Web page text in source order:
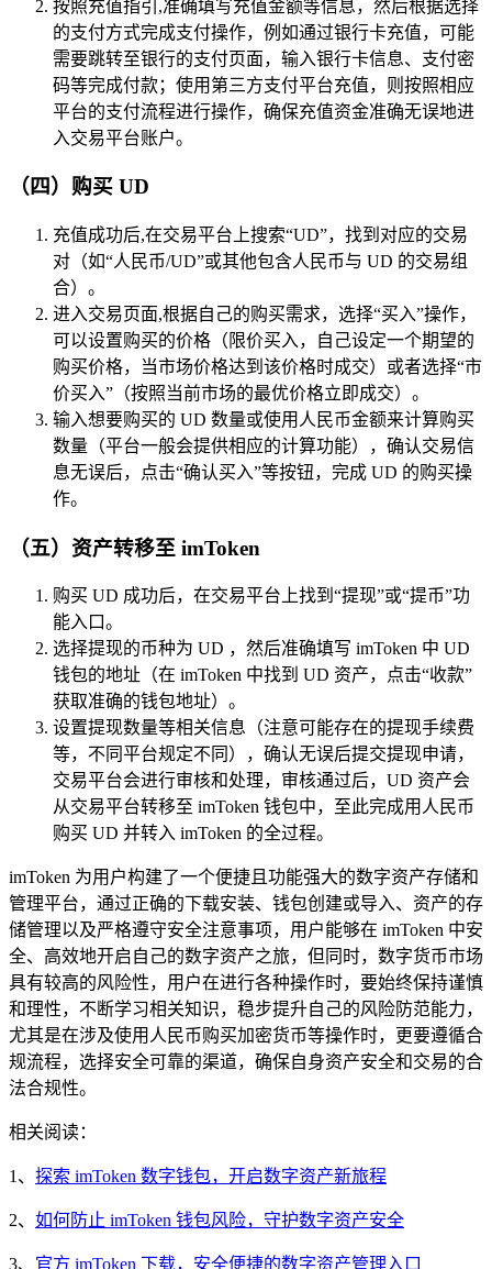
按照充值指引,准确填写充值金额等信息，然后根据选择
的支付方式完成支付操作，例如通过银行卡充值，可能
需要跳转至银行的支付页面，输入银行卡信息、支付密
码等完成付款；使用第三方支付平台充值，则按照相应
平台的支付流程进行操作，确保充值资金准确无误地进
入交易平台账户。
（四）购买 UD
充值成功后,在交易平台上搜索“UD”，找到对应的交易
对（如“人民币/UD”或其他包含人民币与 UD 的交易组
合）。
进入交易页面,根据自己的购买需求，选择“买入”操作，
可以设置购买的价格（限价买入，自己设定一个期望的
购买价格，当市场价格达到该价格时成交）或者选择“市
价买入”（按照当前市场的最优价格立即成交）。
输入想要购买的 UD 数量或使用人民币金额来计算购买
数量（平台一般会提供相应的计算功能），确认交易信
息无误后，点击“确认买入”等按钮，完成 UD 的购买操
作。
（五）资产转移至 imToken
购买 UD 成功后，在交易平台上找到“提现”或“提币”功
能入口。
选择提现的币种为 UD ，然后准确填写 imToken 中 UD
钱包的地址（在 imToken 中找到 UD 资产，点击“收款”
获取准确的钱包地址）。
设置提现数量等相关信息（注意可能存在的提现手续费
等，不同平台规定不同），确认无误后提交提现申请，
交易平台会进行审核和处理，审核通过后，UD 资产会
从交易平台转移至 imToken 钱包中，至此完成用人民币
购买 UD 并转入 imToken 的全过程。
imToken 为用户构建了一个便捷且功能强大的数字资产存储和
管理平台，通过正确的下载安装、钱包创建或导入、资产的存
储管理以及严格遵守安全注意事项，用户能够在 imToken 中安
全、高效地开启自己的数字资产之旅，但同时，数字货币市场
具有较高的风险性，用户在进行各种操作时，要始终保持谨慎
和理性，不断学习相关知识，稳步提升自己的风险防范能力，
尤其是在涉及使用人民币购买加密货币等操作时，更要遵循合
规流程，选择安全可靠的渠道，确保自身资产安全和交易的合
法合规性。
相关阅读：
1、 探索 imToken 数字钱包，开启数字资产新旅程
2、 如何防止 imToken 钱包风险，守护数字资产安全
3、 官方 imToken 下载，安全便捷的数字资产管理入口